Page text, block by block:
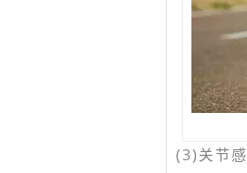
(3)关节